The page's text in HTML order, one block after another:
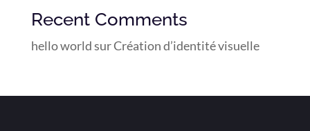
Recent Comments
hello worldsurCréation d’identité visuelle